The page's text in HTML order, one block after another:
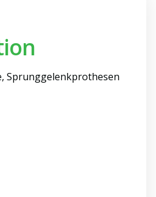
Sprunggelenkprothesen